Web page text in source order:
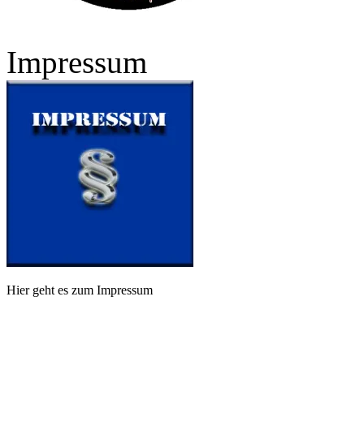
Impressum
Hier geht es zum Impressum